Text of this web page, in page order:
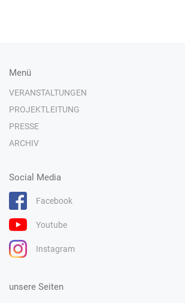
Menü
VERANSTALTUNGEN
PROJEKTLEITUNG
PRESSE
ARCHIV
Social Media
Facebook
Youtube
Instagram
unsere Seiten